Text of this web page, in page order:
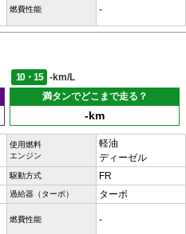
燃費性能 -
10・15
-km/L
満タンでどこまで走る？
-km
使用燃料
エンジン
軽油
ディーゼル
駆動方式 FR
過給器（ターボ） ターボ
燃費性能 -